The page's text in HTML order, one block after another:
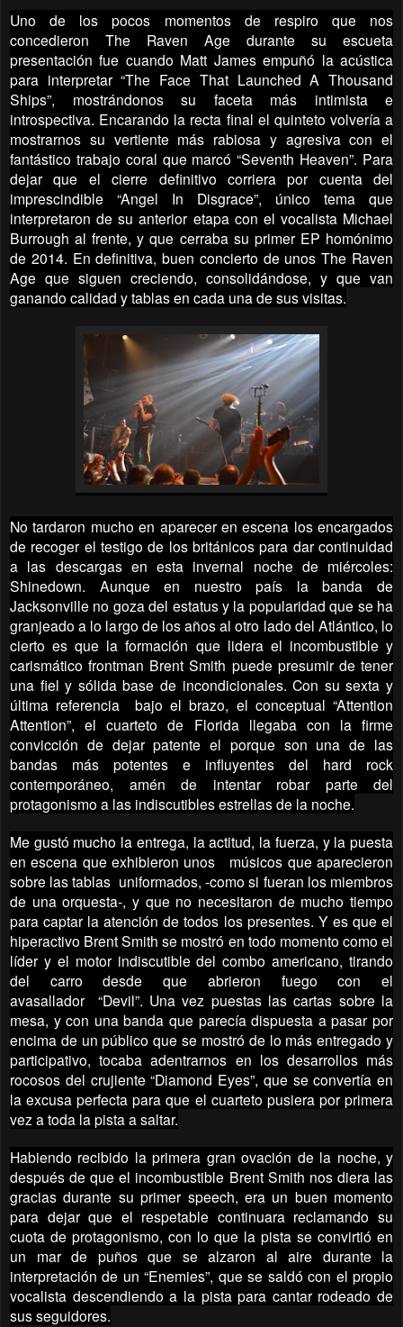
Uno de los pocos momentos de respiro que nos
concedieron The Raven Age durante su escueta
presentación fue cuando Matt James empuñó la acústica
para interpretar “The Face That Launched A Thousand
Ships”, mostrándonos su faceta más intimista e
introspectiva. Encarando la recta final el quinteto volvería a
mostrarnos su vertiente más rabiosa y agresiva con el
fantástico trabajo coral que marcó “Seventh Heaven”. Para
dejar que el cierre definitivo corriera por cuenta del
imprescindible “Angel In Disgrace”, único tema que
interpretaron de su anterior etapa con el vocalista Michael
Burrough al frente, y que cerraba su primer EP homónimo
de 2014. En definitiva, buen concierto de unos The Raven
Age que siguen creciendo, consolidándose, y que van
ganando calidad y tablas en cada una de sus visitas.
No tardaron mucho en aparecer en escena los encargados
de recoger el testigo de los británicos para dar continuidad
a las descargas en esta invernal noche de miércoles:
Shinedown. Aunque en nuestro país la banda de
Jacksonville no goza del estatus y la popularidad que se ha
granjeado a lo largo de los años al otro lado del Atlántico, lo
cierto es que la formación que lidera el incombustible y
carismático frontman Brent Smith puede presumir de tener
una fiel y sólida base de incondicionales. Con su sexta y
última referencia bajo el brazo, el conceptual “Attention
Attention”, el cuarteto de Florida llegaba con la firme
convicción de dejar patente el porque son una de las
bandas más potentes e influyentes del hard rock
contemporáneo, amén de intentar robar parte del
protagonismo a las indiscutibles estrellas de la noche.
Me gustó mucho la entrega, la actitud, la fuerza, y la puesta
en escena que exhibieron unos músicos que aparecieron
sobre las tablas uniformados, -como si fueran los miembros
de una orquesta-, y que no necesitaron de mucho tiempo
para captar la atención de todos los presentes. Y es que el
hiperactivo Brent Smith se mostró en todo momento como el
líder y el motor indiscutible del combo americano, tirando
del carro desde que abrieron fuego con el
avasallador “Devil”. Una vez puestas las cartas sobre la
mesa, y con una banda que parecía dispuesta a pasar por
encima de un público que se mostró de lo más entregado y
participativo, tocaba adentrarnos en los desarrollos más
rocosos del crujiente “Diamond Eyes”, que se convertía en
la excusa perfecta para que el cuarteto pusiera por primera
vez a toda la pista a saltar.
Habiendo recibido la primera gran ovación de la noche, y
después de que el incombustible Brent Smith nos diera las
gracias durante su primer speech, era un buen momento
para dejar que el respetable continuara reclamando su
cuota de protagonismo, con lo que la pista se convirtió en
un mar de puños que se alzaron al aire durante la
interpretación de un “Enemies”, que se saldó con el propio
vocalista descendiendo a la pista para cantar rodeado de
sus seguidores.